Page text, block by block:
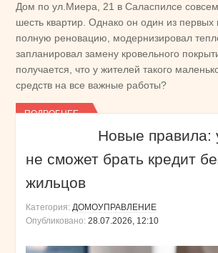
Дом по ул.Миера, 21 в Саласпилсе
шесть квартир. Однако он один из
полную реновацию, модернизировал
запланировал замену кровельного
получается, что у жителей такого
средств на все важные работы?
ПОДРОБНЕЕ...
Новые правила:
не сможет брать кредит
жильцов
Категория: ДОМОУПРАВЛЕНИЕ
Опубликовано: 28.07.2026, 12:10